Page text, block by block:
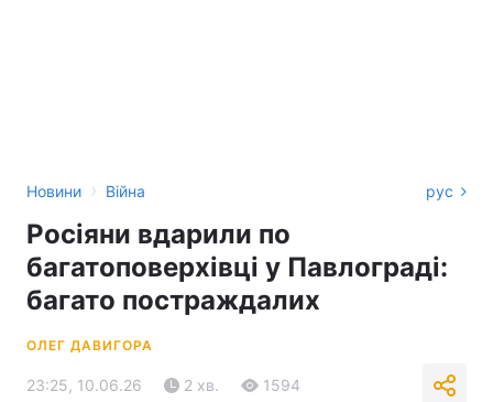
Новини › Війна рус
Росіяни вдарили по
багатоповерхівці у Павлограді:
багато постраждалих
ОЛЕГ ДАВИГОРА
23:25, 10.06.26 2 хв. 1594